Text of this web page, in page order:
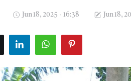
Jun 18, 2025 - 16:38 Jun 18,